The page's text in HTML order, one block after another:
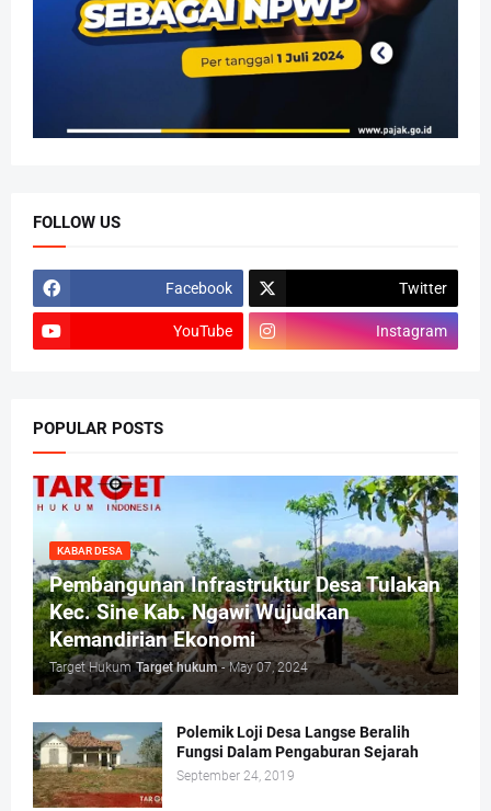
FOLLOW US
Facebook Twitter
YouTube Instagram
POPULAR POSTS
KABAR DESA
Pembangunan Infrastruktur Desa Tulakan
Kec. Sine Kab. Ngawi Wujudkan
Kemandirian Ekonomi
Target Hukum Target hukum - May 07, 2024
Polemik Loji Desa Langse Beralih
Fungsi Dalam Pengaburan Sejarah
September 24, 2019